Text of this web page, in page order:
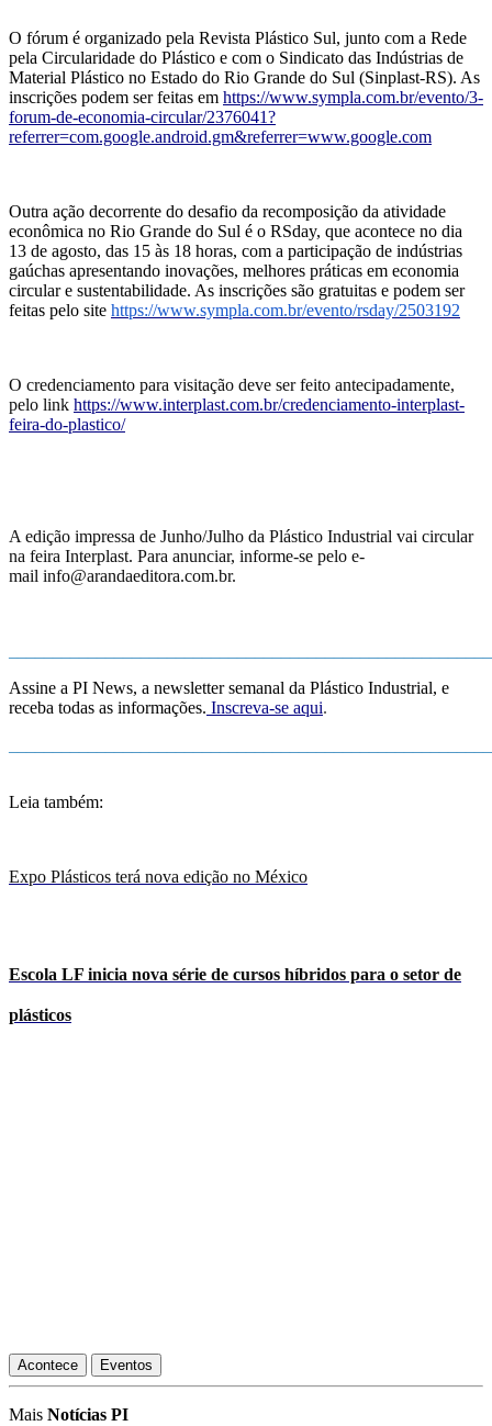
O fórum é organizado pela Revista Plástico Sul, junto com a Rede
pela Circularidade do Plástico e com o Sindicato das Indústrias de
Material Plástico no Estado do Rio Grande do Sul (Sinplast-RS). As
inscrições podem ser feitas em https://www.sympla.com.br/evento/3-
forum-de-economia-circular/2376041?
referrer=com.google.android.gm&referrer=www.google.com
Outra ação decorrente do desafio da recomposição da atividade
econômica no Rio Grande do Sul é o RSday, que acontece no dia
13 de agosto, das 15 às 18 horas, com a participação de indústrias
gaúchas apresentando inovações, melhores práticas em economia
circular e sustentabilidade. As inscrições são gratuitas e podem ser
feitas pelo site https://www.sympla.com.br/evento/rsday/2503192
O credenciamento para visitação deve ser feito antecipadamente,
pelo link https://www.interplast.com.br/credenciamento-interplast-
feira-do-plastico/
A edição impressa de Junho/Julho da Plástico Industrial vai circular
na feira Interplast. Para anunciar, informe-se pelo e-
mail info@arandaeditora.com.br.
Assine a PI News, a newsletter semanal da Plástico Industrial, e
receba todas as informações. Inscreva-se aqui.
Leia também:
Expo Plásticos terá nova edição no México
Escola LF inicia nova série de cursos híbridos para o setor de
plásticos
Acontece Eventos
Mais Notícias PI